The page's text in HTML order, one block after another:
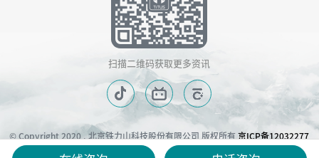
扫描二维码获取更多资讯
© Copyright 2020 . 北京铁力山科技股份有限公司 版权所有京ICP备12032277
号-1